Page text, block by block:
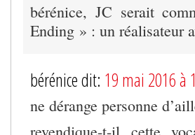
bérénice, JC serait
Ending » : un réalisateur
bérénice dit: 19 mai 2016 à
ne dérange personne
revendique-t-il cette